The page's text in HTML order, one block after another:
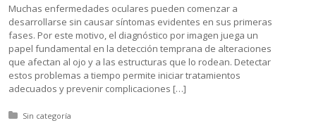
Muchas enfermedades oculares pueden comenzar a
desarrollarse sin causar síntomas evidentes en sus primeras
fases. Por este motivo, el diagnóstico por imagen juega un
papel fundamental en la detección temprana de alteraciones
que afectan al ojo y a las estructuras que lo rodean. Detectar
estos problemas a tiempo permite iniciar tratamientos
adecuados y prevenir complicaciones […]
Posted in:
Sin categoría